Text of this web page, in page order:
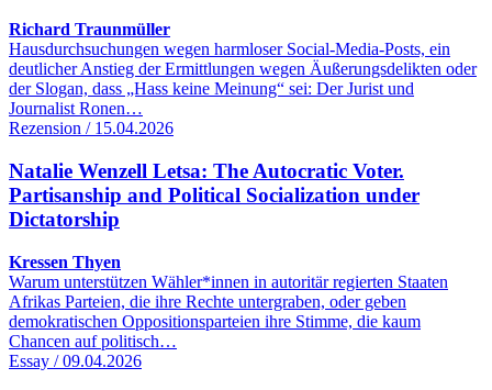
Richard Traunmüller
Hausdurchsuchungen wegen harmloser Social-Media-Posts, ein
deutlicher Anstieg der Ermittlungen wegen Äußerungsdelikten oder
der Slogan, dass „Hass keine Meinung“ sei: Der Jurist und
Journalist Ronen…
Rezension / 15.04.2026
Natalie Wenzell Letsa: The Autocratic Voter.
Partisanship and Political Socialization under
Dictatorship
Kressen Thyen
Warum unterstützen Wähler*innen in autoritär regierten Staaten
Afrikas Parteien, die ihre Rechte untergraben, oder geben
demokratischen Oppositionsparteien ihre Stimme, die kaum
Chancen auf politisch…
Essay / 09.04.2026